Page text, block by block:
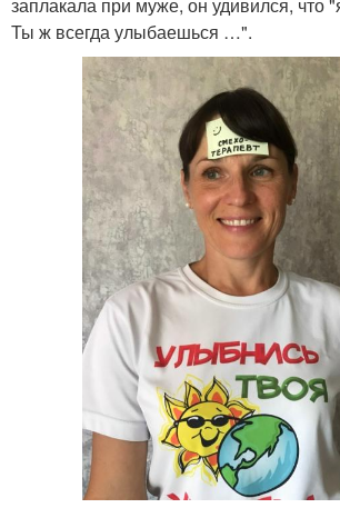
Ты ж всегда улыбаешься …".